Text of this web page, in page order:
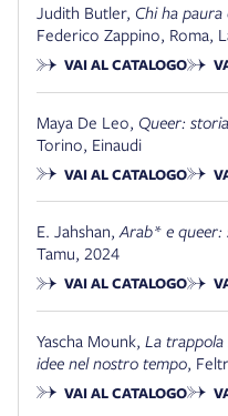
Judith Butler, Chi ha
Federico Zappino, Roma,
VAI AL CATALOGO
Maya De Leo, Queer:
Torino, Einaudi
VAI AL CATALOGO
E. Jahshan,Arab* e queer:
Tamu, 2024
VAI AL CATALOGO
Yascha Mounk, La
idee nel nostro tempo,
VAI AL CATALOGO